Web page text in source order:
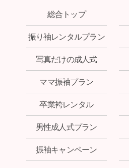
総合トップ
振り袖レンタルプラン
写真だけの成人式
ママ振袖プラン
卒業袴レンタル
男性成人式プラン
振袖キャンペーン